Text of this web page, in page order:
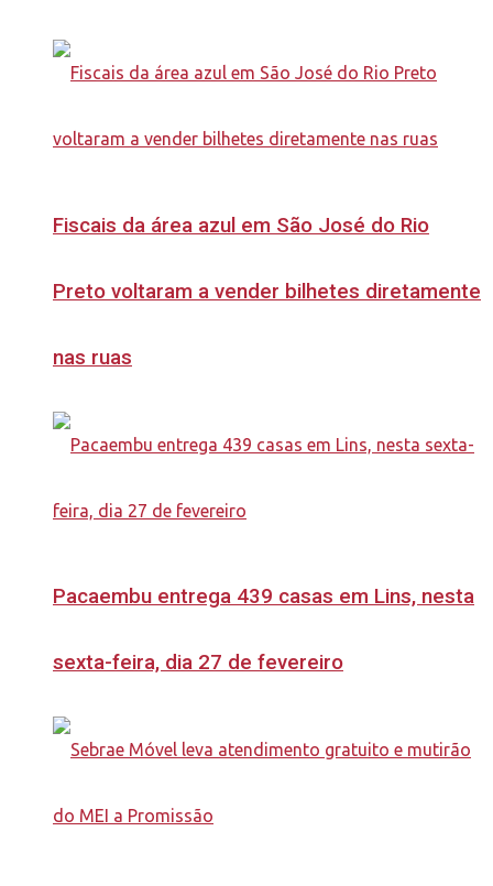
Fiscais da área azul em São José do Rio
Preto voltaram a vender bilhetes diretamente
nas ruas
Pacaembu entrega 439 casas em Lins, nesta
sexta-feira, dia 27 de fevereiro